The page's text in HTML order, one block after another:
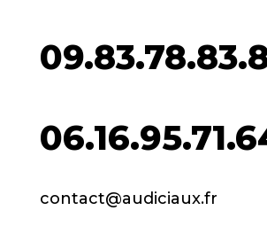
contact@audiciaux.fr